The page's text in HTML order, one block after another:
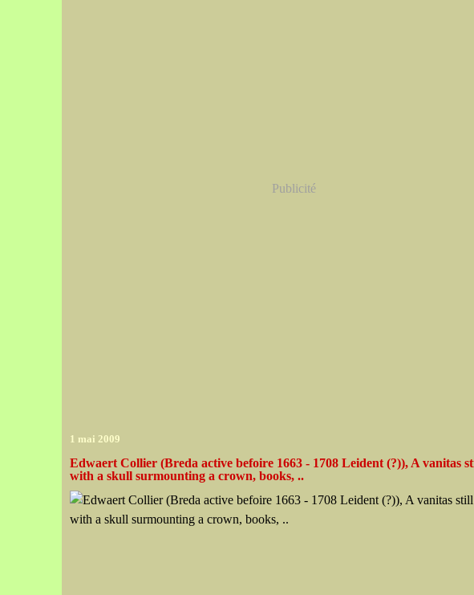
Publicité
1 mai 2009
Edwaert Collier (Breda active befoire 1663 - 1708 Leident (?)), A vanitas
with a skull surmounting a crown, books, ..